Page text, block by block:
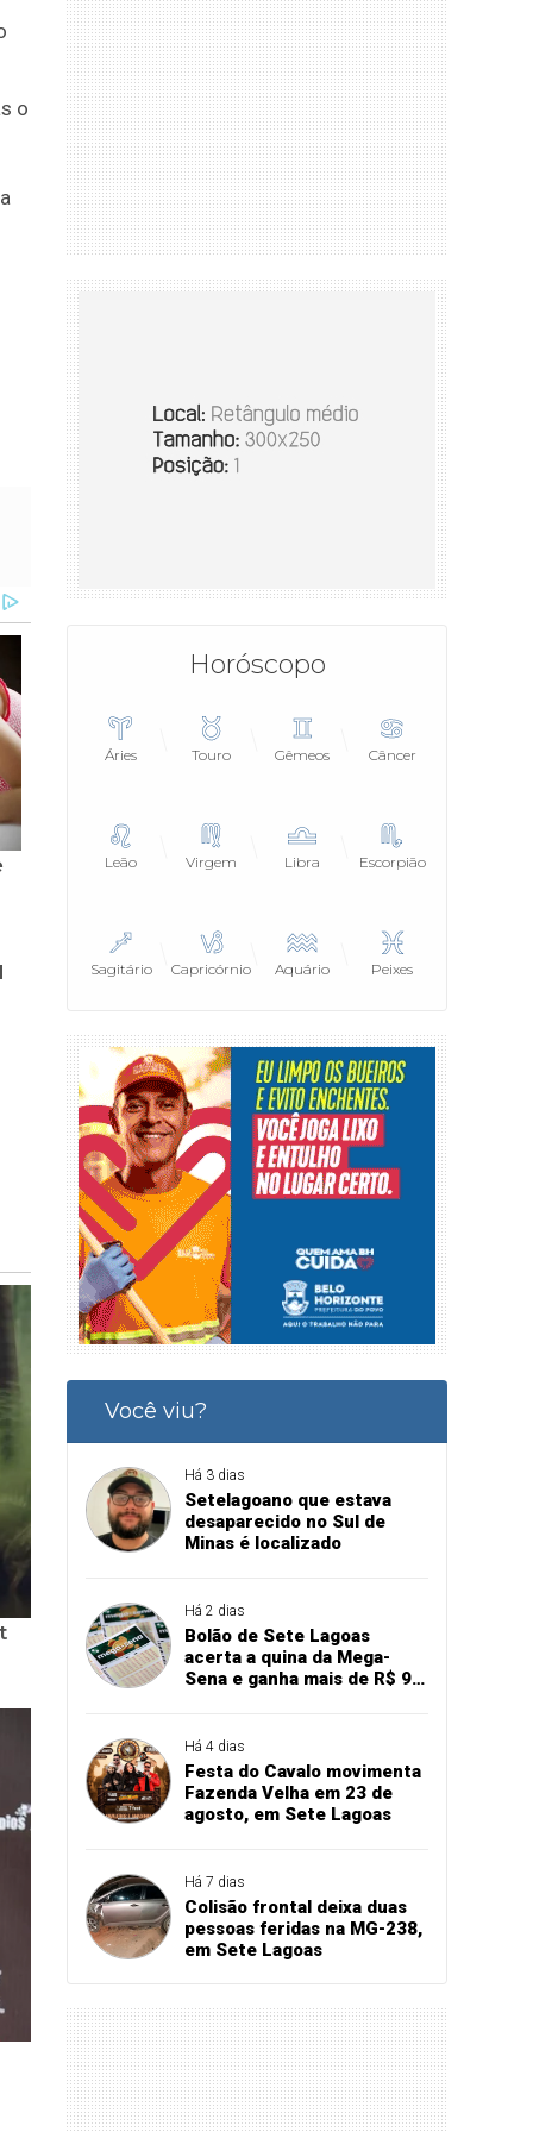
o
Horóscopo
Áries Touro Gêmeos Câncer
Leão Virgem Libra Escorpião
Sagitário Capricórnio Aquário Peixes
Você viu?
Há 3 dias
Setelagoano que estava
desaparecido no Sul de
Minas é localizado
Há 2 dias
Bolão de Sete Lagoas
acerta a quina da Mega-
Sena e ganha mais de R$ 94
Há 4 dias
Festa do Cavalo movimenta
Fazenda Velha em 23 de
agosto, em Sete Lagoas
Há 7 dias
Colisão frontal deixa duas
pessoas feridas na MG-238,
em Sete Lagoas